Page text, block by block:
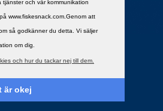
och vår kommunikation
www.fiskesnack.com.Genom att
så godkänner du detta. Vi säljer
om dig.
och hur du tackar nej till dem.
är okej